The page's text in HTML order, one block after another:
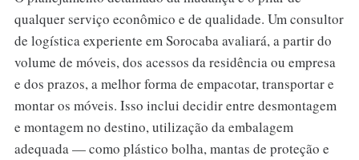
qualquer serviço econômico e de qualidade. Um consultor
de logística experiente em Sorocaba avaliará, a partir do
volume de móveis, dos acessos da residência ou empresa
e dos prazos, a melhor forma de empacotar, transportar e
montar os móveis. Isso inclui decidir entre desmontagem
e montagem no destino, utilização da embalagem
adequada — como plástico bolha, mantas de proteção e